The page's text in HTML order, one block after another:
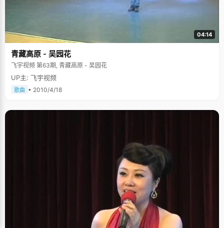
04:14
青藏高原 - 吴园花
飞宇视频 第63期, 青藏高原 - 吴园花
UP主: 飞宇视频
歌曲 • 2010/4/18